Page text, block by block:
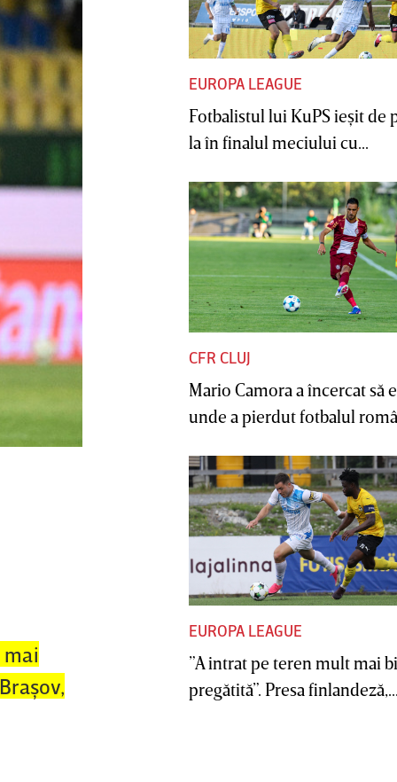
mai
EUROPA LEAGUE
Fotbalistul lui KuPS ieşit de
la în finalul meciului cu...
CFR CLUJ
Mario Camora a încercat să
unde a pierdut fotbalul
EUROPA LEAGUE
”A intrat pe teren mult mai
pregătită”. Presa